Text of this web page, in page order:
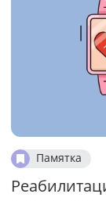
Памятка